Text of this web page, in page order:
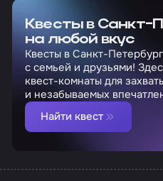
Квесты в Санкт-
на любой вкус
Квесты в Санкт-
с семьей и друзьями!
квест-комнаты для
и незабываемых
Найти квест